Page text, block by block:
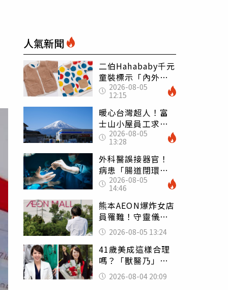
人氣新聞
二伯Hahababy千元
童裝標示「內外層
皆純棉」 SGS檢
測證明：內裡100%
聚酯纖維
2026-08-05
12:15
暖心台灣超人！富
士山小屋員工求助
「想活下去」 山
友狂背物資上山：
台灣真的是寶島
2026-08-05
13:28
外科醫誤接器官！
病患「腸道閉環」
無法排便險死 同
行看傻：糟糕至極
2026-08-05
14:46
熊本AEON爆炸女店
員罹難！守靈儀式
擺純白婚紗 「妻
已不在身邊」他淚
喊：無法想像
2026-08-05 13:24
41歲美成這樣合理
嗎？「獸醫乃」最
新近照曝光 網暴
動：歲月忘了她
2026-08-04 20:09